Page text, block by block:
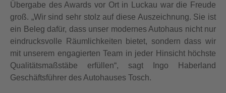
Übergabe des Awards vor Ort in Luckau war die Freude
groß. „Wir sind sehr stolz auf diese Auszeichnung. Sie ist
ein Beleg dafür, dass unser modernes Autohaus nicht nur
eindrucksvolle Räumlichkeiten bietet, sondern dass wir
mit unserem engagierten Team in jeder Hinsicht höchste
Qualitätsmaßstäbe erfüllen“, sagt Ingo Haberland
Geschäftsführer des Autohauses Tosch.